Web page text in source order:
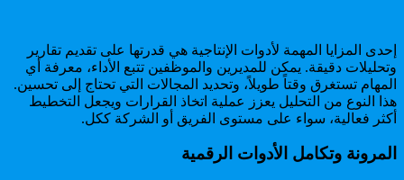
إحدى المزايا المهمة لأدوات الإنتاجية هي قدرتها على تقديم تقارير
وتحليلات دقيقة. يمكن للمديرين والموظفين تتبع الأداء، معرفة أي
المهام تستغرق وقتاً طويلاً، وتحديد المجالات التي تحتاج إلى تحسين.
هذا النوع من التحليل يعزز عملية اتخاذ القرارات ويجعل التخطيط
أكثر فعالية، سواء على مستوى الفريق أو الشركة ككل.
المرونة وتكامل الأدوات الرقمية